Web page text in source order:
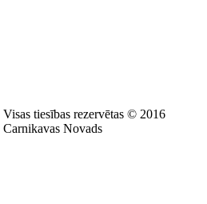
Visas tiesības rezervētas © 2016
Carnikavas Novads